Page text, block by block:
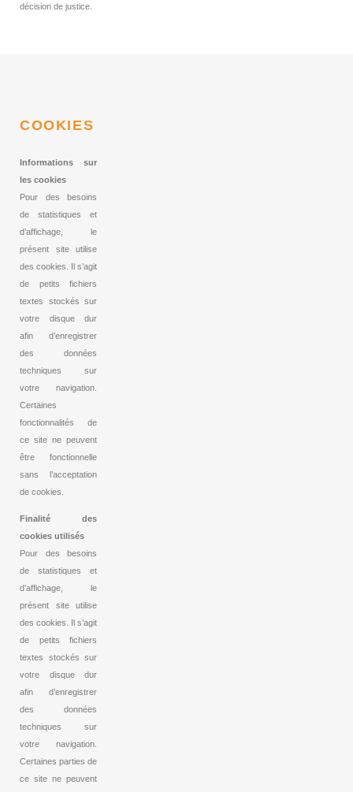
décision de justice.
COOKIES
Informations sur
les cookies
Pour des besoins
de statistiques et
d’affichage, le
présent site utilise
des cookies. Il s’agit
de petits fichiers
textes stockés sur
votre disque dur
afin d’enregistrer
des données
techniques sur
votre navigation.
Certaines
fonctionnalités de
ce site ne peuvent
être fonctionnelle
sans l’acceptation
de cookies.
Finalité des
cookies utilisés
Pour des besoins
de statistiques et
d’affichage, le
présent site utilise
des cookies. Il s’agit
de petits fichiers
textes stockés sur
votre disque dur
afin d’enregistrer
des données
techniques sur
votre navigation.
Certaines parties de
ce site ne peuvent